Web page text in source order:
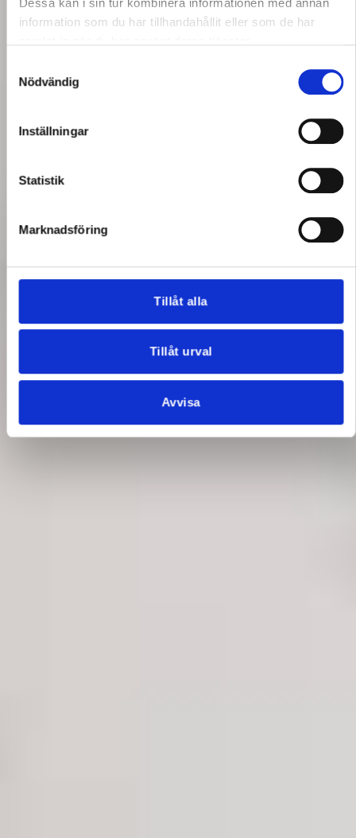
Dessa kan i sin tur kombinera informationen med annan
information som du har tillhandahållit eller som de har
Nödvändig
Inställningar
Statistik
Marknadsföring
Tillåt alla
Tillåt urval
Avvisa